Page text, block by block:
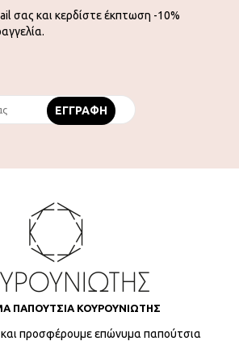
σας και κερδίστε έκπτωση -10%
ΠΑΠΟΥΤΣΙΑ ΚΟΥΡΟΥΝΙΩΤΗΣ
προσφέρουμε επώνυμα παπούτσια